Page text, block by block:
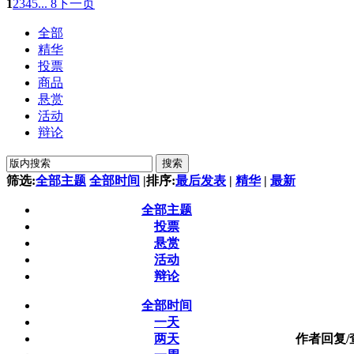
12345... 8下一页
全部
精华
投票
商品
悬赏
活动
辩论
搜索
筛选:全部主题 全部时间 |排序:最后发表 | 精华 | 最新
全部主题
投票
悬赏
活动
辩论
全部时间
一天
两天
作者回复/